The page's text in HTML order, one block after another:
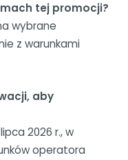
tej promocji?
wybrane
z warunkami
aby
2026 r., w
operatora